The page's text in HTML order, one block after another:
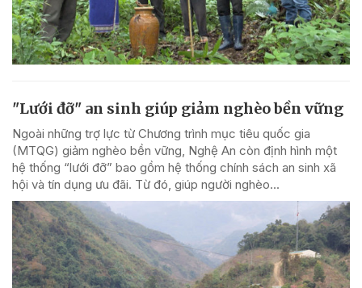
"Lưới đỡ" an sinh giúp giảm nghèo bền vững
Ngoài những trợ lực từ Chương trình mục tiêu quốc gia
(MTQG) giảm nghèo bền vững, Nghệ An còn định hình một
hệ thống “lưới đỡ” bao gồm hệ thống chính sách an sinh xã
hội và tín dụng ưu đãi. Từ đó, giúp người nghèo...